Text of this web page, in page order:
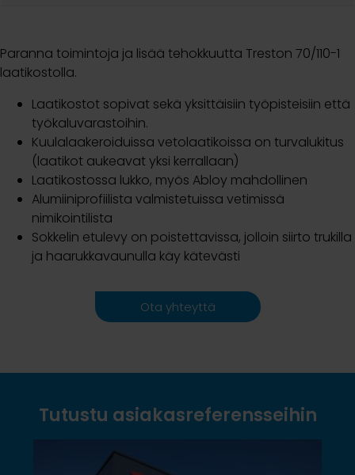
Paranna toimintoja ja lisää tehokkuutta Treston 70/110-1
laatikostolla.
Laatikostot sopivat sekä yksittäisiin työpisteisiin että
työkaluvarastoihin.
Kuulalaakeroiduissa vetolaatikoissa on turvalukitus
(laatikot aukeavat yksi kerrallaan)
Laatikostossa lukko, myös Abloy mahdollinen
Alumiiniprofiilista valmistetuissa vetimissä
nimikointilista
Sokkelin etulevy on poistettavissa, jolloin siirto trukilla
ja haarukkavaunulla käy kätevästi
Ota yhteyttä
Tutustu asiakasreferensseihin